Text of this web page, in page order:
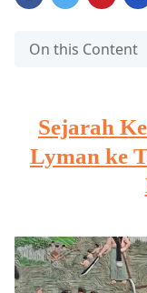
On this Content
Sejarah
Lyman ke